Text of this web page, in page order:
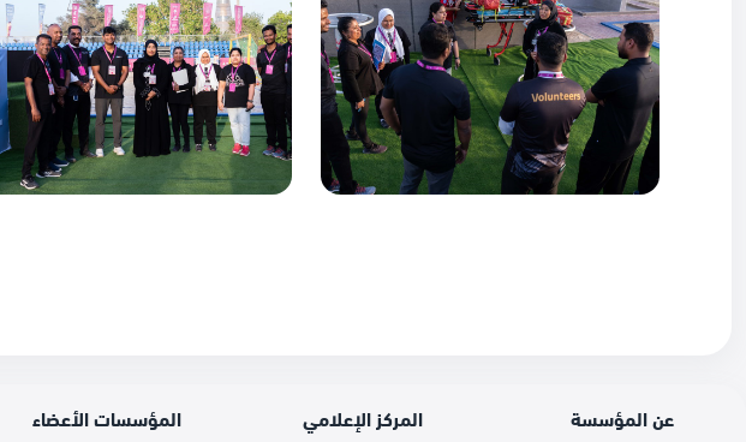
عن المؤسسة المركز الإعلامي المؤسسات الأعضاء